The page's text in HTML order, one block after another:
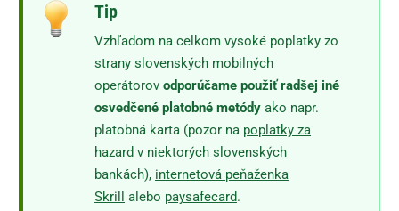
Tip
Vzhľadom na celkom vysoké poplatky zo
strany slovenských mobilných
operátorov odporúčame použiť radšej iné
osvedčené platobné metódy ako napr.
platobná karta (pozor na poplatky za
hazard v niektorých slovenských
bankách), internetová peňaženka
Skrill
alebo paysafecard.